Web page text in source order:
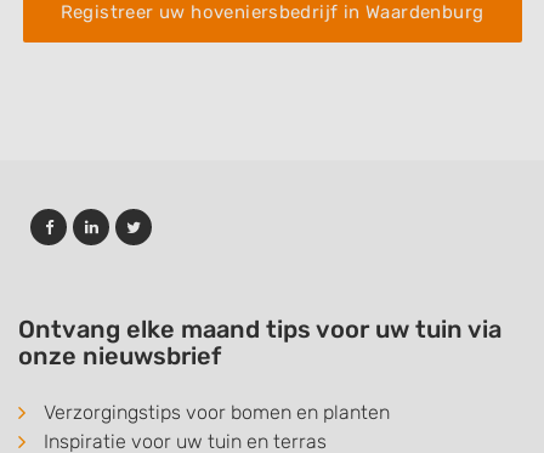
Registreer uw hoveniersbedrijf in Waardenburg
Ontvang elke maand tips voor uw tuin via
onze nieuwsbrief
Verzorgingstips voor bomen en planten
Inspiratie voor uw tuin en terras